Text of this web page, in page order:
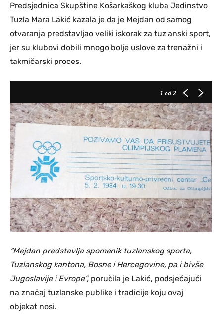
Predsjednica Skupštine Košarkaškog kluba Jedinstvo
Tuzla Mara Lakić kazala je da je Mejdan od samog
otvaranja predstavljao veliki iskorak za tuzlanski sport,
jer su klubovi dobili mnogo bolje uslove za trenažni i
takmičarski proces.
1 od 2
“Mejdan predstavlja spomenik tuzlanskog sporta,
Tuzlanskog kantona, Bosne i Hercegovine, pa i bivše
Jugoslavije i Evrope”,poručila je Lakić, podsjećajući
na značaj tuzlanske publike i tradicije koju ovaj
objekat nosi.